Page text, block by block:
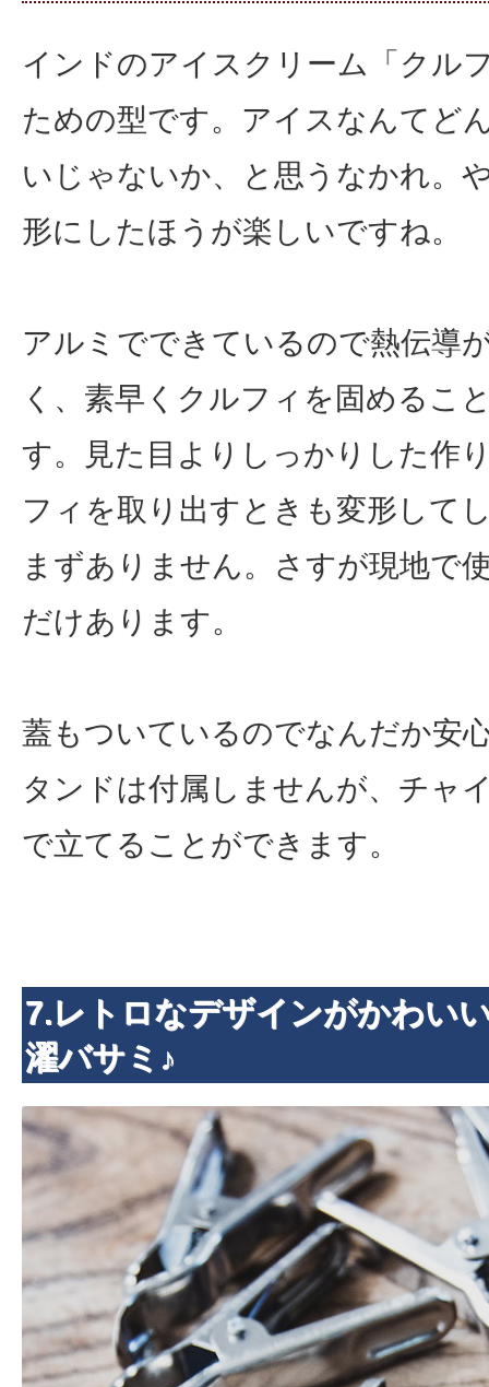
インドのアイスクリーム「クル
ための型です。アイスなんてど
いじゃないか、と思うなかれ。
形にしたほうが楽しいですね。
アルミでできているので熱伝導
く、素早くクルフィを固めるこ
す。見た目よりしっかりした作
フィを取り出すときも変形して
まずありません。さすが現地で
だけあります。
蓋もついているのでなんだか安
タンドは付属しませんが、チャ
で立てることができます。
7.レトロなデザインがかわい
濯バサミ♪